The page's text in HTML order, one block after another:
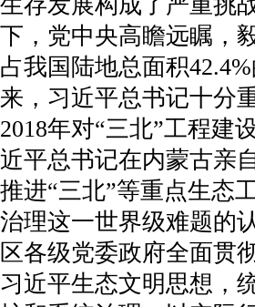
下，党中央高瞻远瞩，
占我国陆地总面积
来，习近平总书记十分
2018年对“三北”工程建
近平总书记在内蒙古亲
推进“三北”等重点生态
治理这一世界级难题的
区各级党委政府全面贯
习近平生态文明思想，